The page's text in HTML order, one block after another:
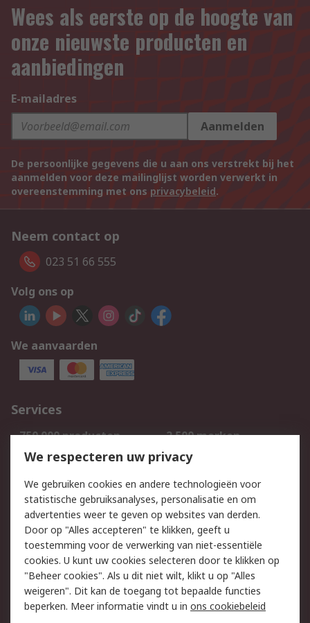
Wees als eerste op de hoogte van
onze nieuwste producten en
aanbiedingen
E-mailadres
Aanmelden
De persoonlijke gegevens die u aan ons verstrekt bij het
aanmelden voor deze mailinglijst worden verwerkt in
overeenstemming met ons privacybeleid.
Neem contact op
023 51 66 555
Volg ons op
We aanvaarden
Services
750.000 producten
2.500 merken
Bestellen
Inkoopoplossingen
Track & Trace
Wettelijk
Cookiebeleid
Email veiligheid
Privacybeleid
Websitevoorwaarden
Algemene
verkoopvoorwaarden
We respecteren uw privacy
We gebruiken cookies en andere technologieën voor
statistische gebruiksanalyses, personalisatie en om
advertenties weer te geven op websites van derden.
Door op "Alles accepteren" te klikken, geeft u
toestemming voor de verwerking van niet-essentiële
cookies. U kunt uw cookies selecteren door te klikken op
"Beheer cookies". Als u dit niet wilt, klikt u op "Alles
weigeren". Dit kan de toegang tot bepaalde functies
beperken. Meer informatie vindt u in ons cookiebeleid